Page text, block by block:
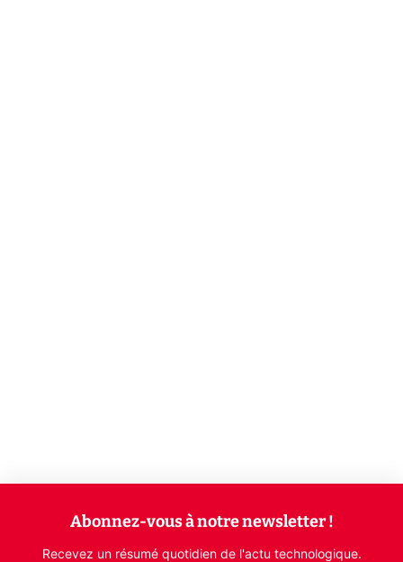
Abonnez-vous à notre newsletter !
Recevez un résumé quotidien de l'actu technologique.